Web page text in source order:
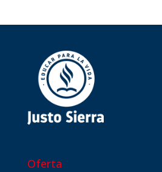
Oferta